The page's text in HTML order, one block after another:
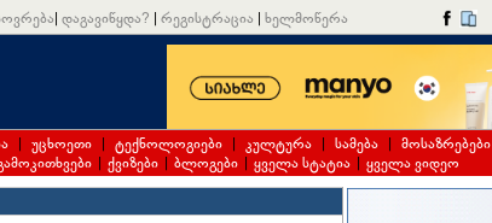
| დაგავიწყდა? | რეგისტრაცია | ხელმოწერა
| უცხოეთი | ტექნოლოგიები | კულტურა | სამება | მოსაზრებები
| ქვიზები | ბლოგები | ყველა სტატია | ყველა ვიდეო